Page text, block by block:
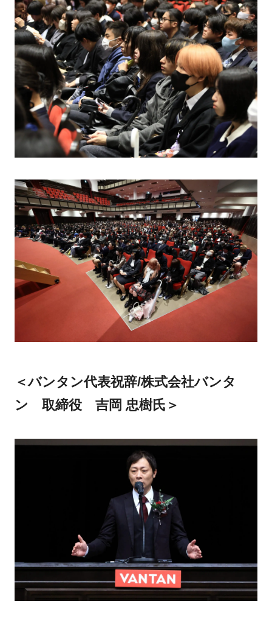
＜バンタン代表祝辞/株式会社バンタ
ン 取締役 吉岡 忠樹氏＞